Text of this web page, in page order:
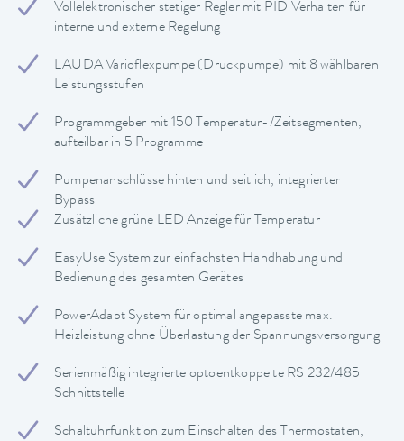
Vollelektronischer stetiger Regler mit PID Verhalten für
interne und externe Regelung
LAUDA Varioflexpumpe (Druckpumpe) mit 8 wählbaren
Leistungsstufen
Programmgeber mit 150 Temperatur-/Zeitsegmenten,
aufteilbar in 5 Programme
Pumpenanschlüsse hinten und seitlich, integrierter
Bypass
Zusätzliche grüne LED Anzeige für Temperatur
EasyUse System zur einfachsten Handhabung und
Bedienung des gesamten Gerätes
PowerAdapt System für optimal angepasste max.
Heizleistung ohne Überlastung der Spannungsversorgung
Serienmäßig integrierte optoentkoppelte RS 232/485
Schnittstelle
Schaltuhrfunktion zum Einschalten des Thermostaten,